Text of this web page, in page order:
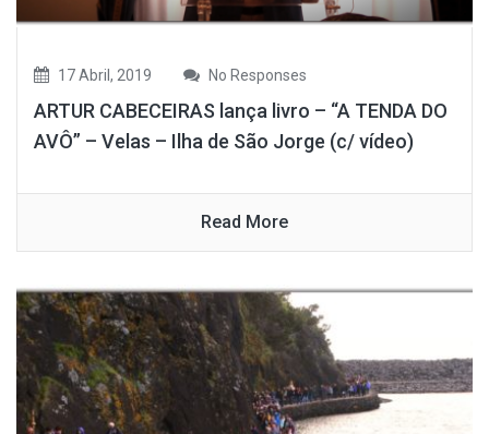
17 Abril, 2019 No Responses
ARTUR CABECEIRAS lança livro – “A TENDA DO
AVÔ” – Velas – Ilha de São Jorge (c/ vídeo)
Read More